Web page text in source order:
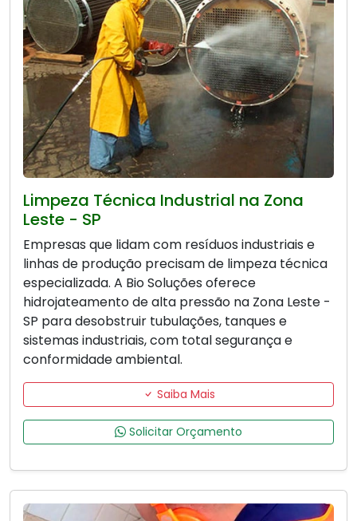
Limpeza Técnica Industrial na Zona
Leste - SP
Empresas que lidam com resíduos industriais e
linhas de produção precisam de limpeza técnica
especializada. A Bio Soluções oferece
hidrojateamento de alta pressão na Zona Leste -
SP para desobstruir tubulações, tanques e
sistemas industriais, com total segurança e
conformidade ambiental.
Saiba Mais
Solicitar Orçamento